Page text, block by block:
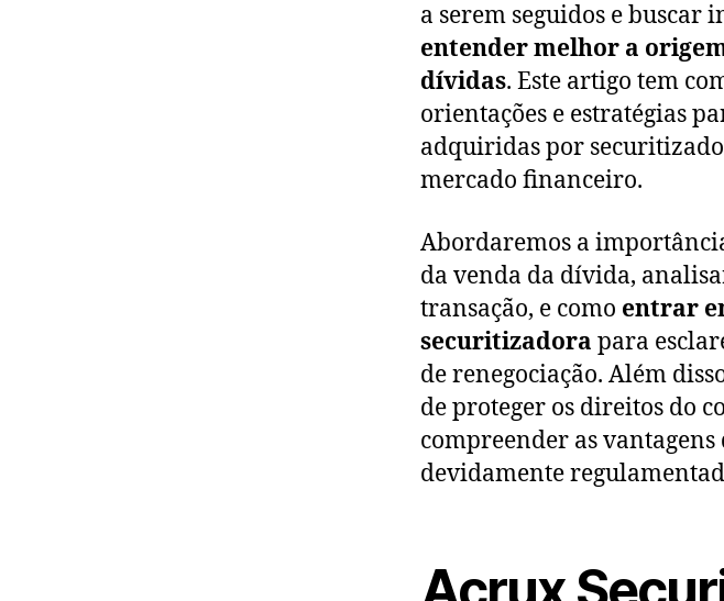
a serem seguidos e buscar
entender melhor a
dívidas. Este artigo tem
orientações e estratégias
adquiridas por
mercado financeiro.
Abordaremos a
da venda da dívida,
transação, e como entrar
securitizadora para
de renegociação. Além
de proteger os direitos do
compreender as
devidamente